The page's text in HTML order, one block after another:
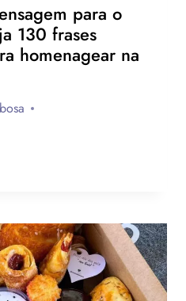
para o
130 frases
homenagear na